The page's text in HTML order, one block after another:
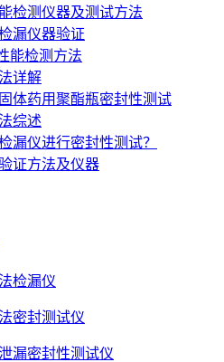
检测仪器及测试方法
漏仪器验证
能检测方法
详解
体药用聚酯瓶密封性测试
综述
漏仪进行密封性测试？
证方法及仪器
检漏仪
密封测试仪
漏密封性测试仪